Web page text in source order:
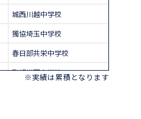
城西川越中学校
獨協埼玉中学校
春日部共栄中学校
聖望学園中学校
※実績は累積となります